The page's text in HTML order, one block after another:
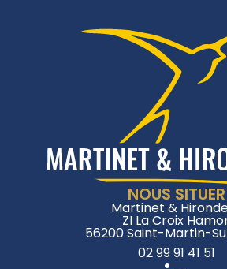
NOUS SITUER
Martinet &
ZI La Croix
56200 Saint-Martin-
02 99 91 41 51